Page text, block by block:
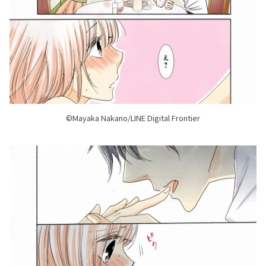
©Mayaka Nakano/LINE Digital Frontier